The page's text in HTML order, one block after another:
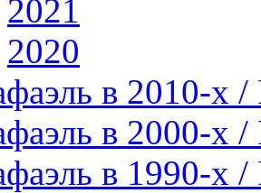
2021
2020
в 2010-х /
в 2000-х /
в 1990-х /